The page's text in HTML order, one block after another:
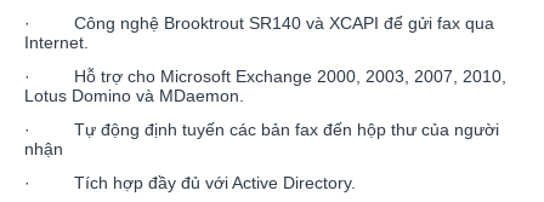
· Công nghệ Brooktrout SR140 và XCAPI để gửi fax qua
Internet.
· Hỗ trợ cho Microsoft Exchange 2000, 2003, 2007, 2010,
Lotus Domino và MDaemon.
· Tự động định tuyến các bản fax đến hộp thư của người
nhận
· Tích hợp đầy đủ với Active Directory.